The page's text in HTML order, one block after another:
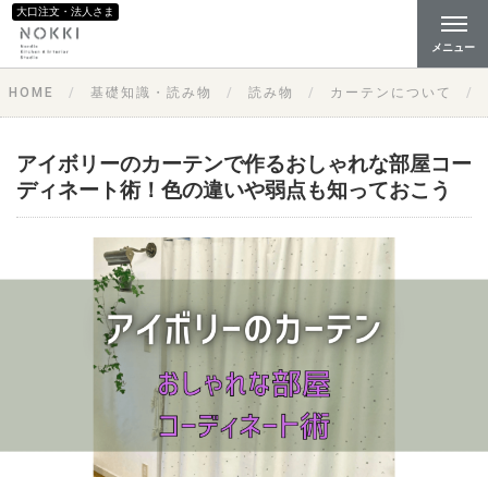
大口注文・法人さま
メニュー
HOME 基礎知識・読み物 読み物 カーテンについて
アイボリーのカーテンで作るおしゃれな部屋コー
ディネート術！色の違いや弱点も知っておこう